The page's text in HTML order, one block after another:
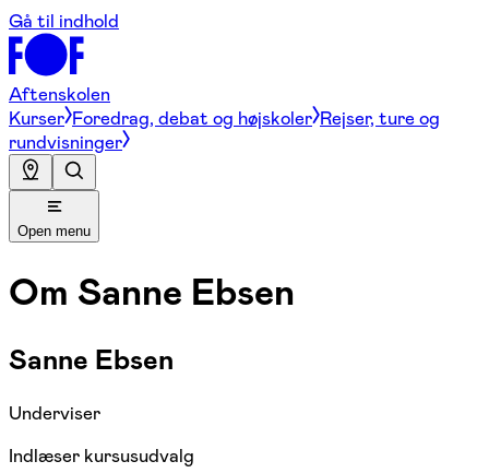
Gå til indhold
Aftenskolen
Kurser Foredrag, debat og højskoler Rejser, ture og
rundvisninger
Open menu
Om Sanne Ebsen
Sanne Ebsen
Underviser
Indlæser kursusudvalg